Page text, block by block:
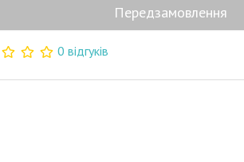
Передзамовлення
0 відгуків